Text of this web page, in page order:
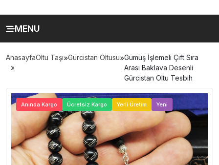
MENU
AnasayfaOltu Taşı»Gürcistan Oltusu»Gümüş İşlemeli Çift Sıra
Arası Baklava Desenli
Gürcistan Oltu Tesbih
Anında Kargo Ücretsiz Kargo Yerli Üretim Yeni